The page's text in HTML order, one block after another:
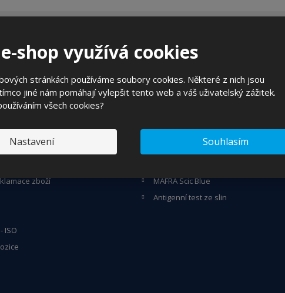
shop využívá cookies
stránkách používáme soubory cookies. Některé z nich jsou
jiné nám pomáhají vylepšit tento web a váš uživatelský zážitek.
všech cookies?
Nastavení Souhlasím
t
cenových nabídkách a akcích?
Souhlasím sezpracováním osobních údajů
zboží
ISO
Ma-fra Supermafrasol 6 kg
MAFRA Scic Blue
Antigenní test ze slin